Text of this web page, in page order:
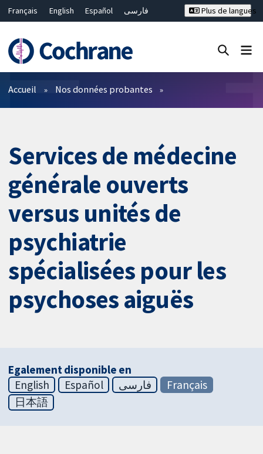
Français English Español
فارسی
Bahasa Malaysia
ไทย
繁體中文
简体中文
Plus de langues
Filtres
Accueil Nos données probantes
Services de médecine
générale ouverts
versus unités de
psychiatrie
spécialisées pour les
psychoses aiguës
Egalement disponible en
English
Español فارسی
Français
日本語